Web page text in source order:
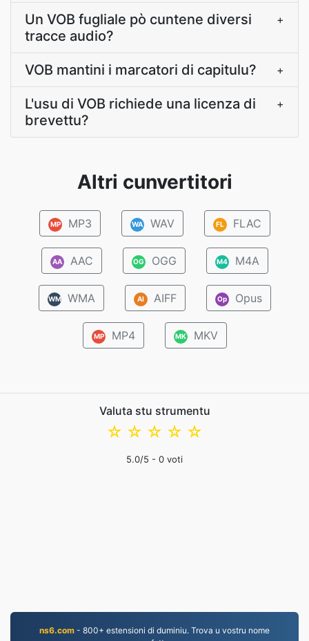
Un VOB fugliale pò cuntene diversi
tracce audio?
+
VOB mantini i marcatori di capitulu? +
L'usu di VOB richiede una licenza di
brevettu?
+
Altri cunvertitori
MP MP3 WA WAV FL FLAC
AA AAC OG OGG M4 M4A
WM WMA AI AIFF Op Opus
MP MP4 MK MKV
Valuta stu strumentu
☆
☆
☆
☆
☆
5.0/5 - 0 voti
ns6.com - 800+ estensioni di duminiu. Trova u vostru nome